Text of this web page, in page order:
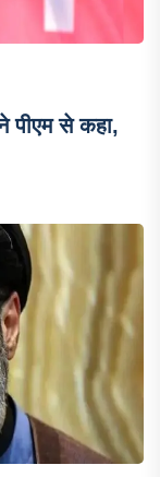
पीएम से कहा,